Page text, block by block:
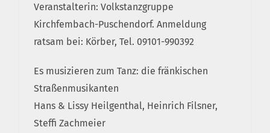
Veranstalterin: Volkstanzgruppe
Kirchfembach-Puschendorf. Anmeldung
ratsam bei: Körber, Tel. 09101-990392
Es musizieren zum Tanz: die fränkischen
Straßenmusikanten
Hans & Lissy Heilgenthal, Heinrich Filsner,
Steffi Zachmeier